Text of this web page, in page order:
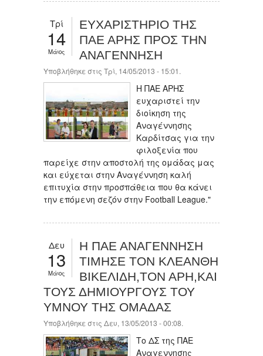
Τρί
14
Μάιος
ΕΥΧΑΡΙΣΤΗΡΙΟ ΤΗΣ
ΠΑΕ ΑΡΗΣ ΠΡΟΣ ΤΗΝ
ΑΝΑΓΕΝΝΗΣΗ
Υποβλήθηκε στις Τρί, 14/05/2013 - 15:01.
Η ΠΑΕ ΑΡΗΣ
ευχαριστεί την
διοίκηση της
Αναγέννησης
Καρδίτσας για την
φιλοξενία που
παρείχε στην αποστολή της ομάδας μας
και εύχεται στην Αναγέννηση καλή
επιτυχία στην προσπάθεια που θα κάνει
την επόμενη σεζόν στην Football League."
Δευ
13
Μάιος
Η ΠΑΕ ΑΝΑΓΕΝΝΗΣΗ
ΤΙΜΗΣΕ ΤΟΝ ΚΛΕΑΝΘΗ
ΒΙΚΕΛΙΔΗ,ΤΟΝ ΑΡΗ,ΚΑΙ
ΤΟΥΣ ΔΗΜΙΟΥΡΓΟΥΣ ΤΟΥ
ΥΜΝΟΥ ΤΗΣ ΟΜΑΔΑΣ
Υποβλήθηκε στις Δευ, 13/05/2013 - 00:08.
Το ΔΣ της ΠΑΕ
Αναγεννησης